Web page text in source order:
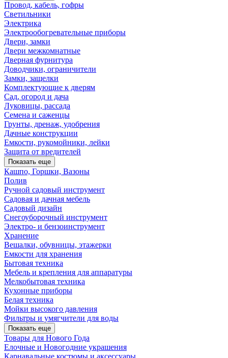
Провод, кабель, гофры
Светильники
Электрика
Электрообогревательные приборы
Двери, замки
Двери межкомнатные
Дверная фурнитура
Доводчики, ограничители
Замки, защелки
Комплектующие к дверям
Сад, огород и дача
Луковицы, рассада
Семена и саженцы
Грунты, дренаж, удобрения
Дачные конструкции
Емкости, рукомойники, лейки
Защита от вредителей
Показать еще
Кашпо, Горшки, Вазоны
Полив
Ручной садовый инструмент
Садовая и дачная мебель
Садовый дизайн
Снегоуборочный инструмент
Электро- и бензоинструмент
Хранение
Вешалки, обувницы, этажерки
Емкости для хранения
Бытовая техника
Мебель и крепления для аппаратуры
Мелкобытовая техника
Кухонные приборы
Белая техника
Мойки высокого давления
Фильтры и умягчители для воды
Показать еще
Товары для Нового Года
Елочные и Новогодние украшения
Карнавальные костюмы и аксессуары